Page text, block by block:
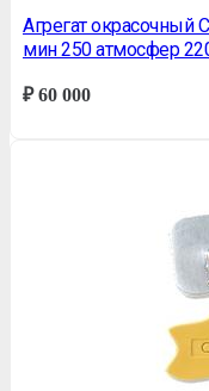
Агрегат окрасочный
мин 250 атмосфер
₽60 000